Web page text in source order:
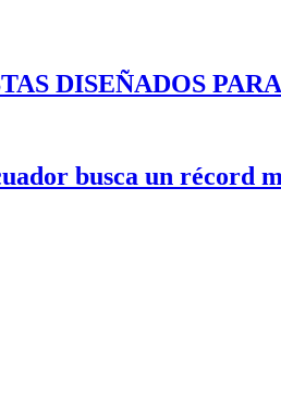
DISEÑADOS
busca un récord